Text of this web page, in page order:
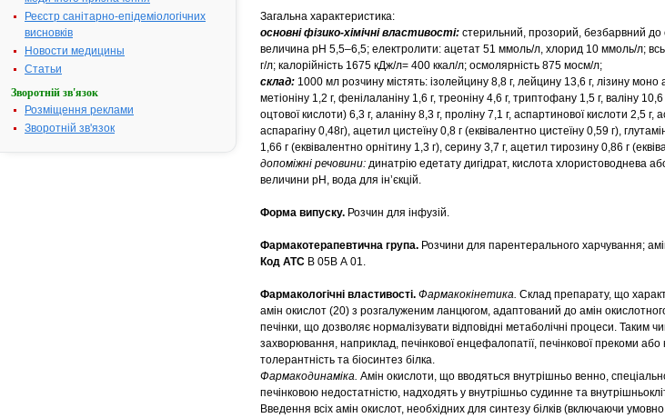
Реєстр санітарно-епідеміологічних
висновків
Новости медицины
Статьи
Зворотній зв'язок
Розміщення реклами
Зворотній зв'язок
Загальна характеристика:
основні фізико-хімічні властивості: стерильний, прозорий, безбарвний до
величина рH 5,5–6,5; електролити: ацетат 51 ммоль/л, хлорид 10 ммоль/л;
г/л; калорійність 1675 кДж/л= 400 ккал/л; осмолярність 875 мосм/л;
склад: 1000 мл розчину містять: ізолейцину 8,8 г, лейцину 13,6 г, лізину моно
метіоніну 1,2 г, фенілаланіну 1,6 г, треоніну 4,6 г, триптофану 1,5 г, валіну 10,6
оцтової кислоти) 6,3 г, аланіну 8,3 г, проліну 7,1 г, аспартинової кислоти 2,5 г,
аспарагіну 0,48г), ацетил цистеїну 0,8 г (еквівалентно цистеїну 0,59 г),
1,66 г (еквівалентно орнітину 1,3 г), серину 3,7 г, ацетил тирозину 0,86 г
допоміжні речовини: динатрію едетату дигідрат, кислота хлористоводнева
величини pH, вода для ін’єкцій.
Форма випуску. Розчин для інфузій.
Фармакотерапевтична група. Розчини для парентерального харчування;
Код АТС В 05В А 01.
Фармакологічні властивості. Фармакокінетика. Склад препарату, що
амін окислот (20) з розгалуженим ланцюгом, адаптований до амін
печінки, що дозволяє нормалізувати відповідні метаболічні процеси.
захворювання, наприклад, печінкової енцефалопатії, печінкової прекоми
толерантність та біосинтез білка.
Фармакодинаміка. Амін окислоти, що вводяться внутрішньо венно,
печінковою недостатністю, надходять у внутрішньо судинне та
Введення всіх амін окислот, необхідних для синтезу білків (включаючи